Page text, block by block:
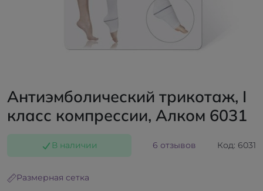
Антиэмболический трикотаж, I
класс компрессии, Алком 6031
В наличии 6 отзывов Код: 6031
Размерная сетка